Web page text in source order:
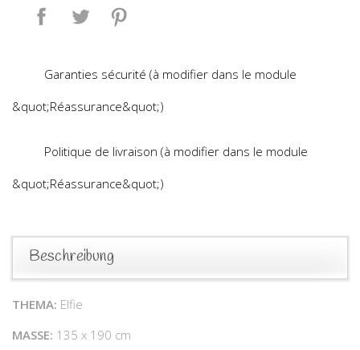
Teilen Tweet
Garanties sécurité (à modifier dans le module
&quot;Réassurance&quot;)
Politique de livraison (à modifier dans le module
&quot;Réassurance&quot;)
Beschreibung
THEMA: Elfie
MASSE: 135 x 190 cm